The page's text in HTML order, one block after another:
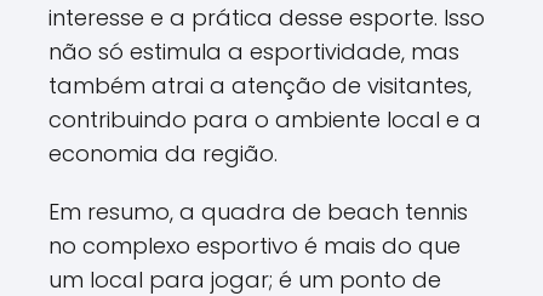
interesse e a prática desse esporte. Isso
não só estimula a esportividade, mas
também atrai a atenção de visitantes,
contribuindo para o ambiente local e a
economia da região.
Em resumo, a quadra de beach tennis
no complexo esportivo é mais do que
um local para jogar; é um ponto de